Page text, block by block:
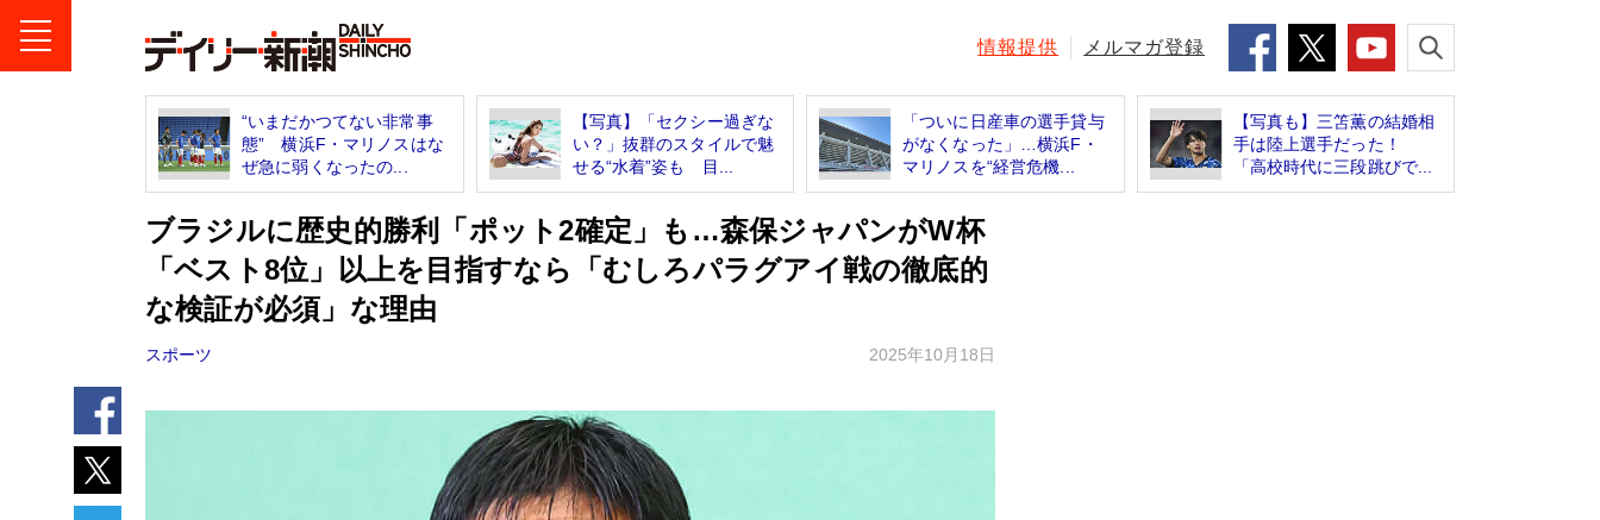
情報提供 メルマガ登録
“いまだかつてない非常事
態” 横浜F・マリノスはな
ぜ急に弱くなったの...
【写真】「セクシー過ぎな
い？」抜群のスタイルで魅
せる“水着”姿も 目...
「ついに日産車の選手貸与
がなくなった」…横浜F・
マリノスを“経営危機...
【写真も】三笘薫の結婚相
手は陸上選手だった！
「高校時代に三段跳びで...
ブラジルに歴史的勝利「ポット2確定」も…森保ジャパンがW杯
「ベスト8位」以上を目指すなら「むしろパラグアイ戦の徹底的
な検証が必須」な理由
スポーツ 2025年10月18日